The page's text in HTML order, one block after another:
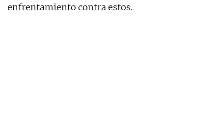
enfrentamiento contra estos.